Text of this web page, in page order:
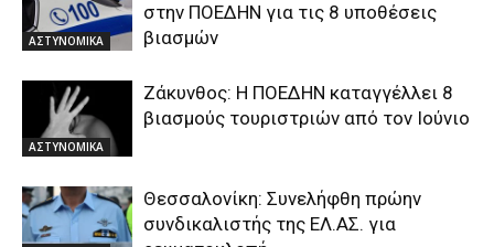
ΑΣΤΥΝΟΜΙΚΑ
στην ΠΟΕΔΗΝ για τις 8 υποθέσεις
βιασμών
ΑΣΤΥΝΟΜΙΚΑ
Ζάκυνθος: Η ΠΟΕΔΗΝ καταγγέλλει 8
βιασμούς τουριστριών από τον Ιούνιο
Θεσσαλονίκη: Συνελήφθη πρώην
συνδικαλιστής της ΕΛ.ΑΣ. για